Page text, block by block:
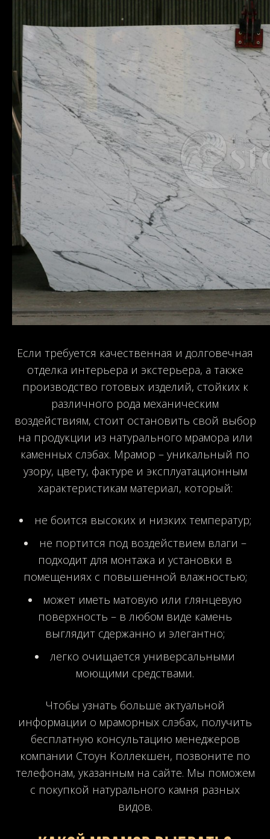
Если требуется качественная и долговечная
отделка интерьера и экстерьера, а также
производство готовых изделий, стойких к
различного рода механическим
воздействиям, стоит остановить свой выбор
на продукции из натурального мрамора или
каменных слэбах. Мрамор – уникальный по
узору, цвету, фактуре и эксплуатационным
характеристикам материал, который:
не боится высоких и низких температур;
не портится под воздействием влаги –
подходит для монтажа и установки в
помещениях с повышенной влажностью;
может иметь матовую или глянцевую
поверхность – в любом виде камень
выглядит сдержанно и элегантно;
легко очищается универсальными
моющими средствами.
Чтобы узнать больше актуальной
информации о мраморных слэбах, получить
бесплатную консультацию менеджеров
компании Стоун Коллекшен, позвоните по
телефонам, указанным на сайте. Мы поможем
с покупкой натурального камня разных
видов.